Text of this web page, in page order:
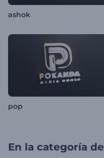
ashok
pop
En la categoría de